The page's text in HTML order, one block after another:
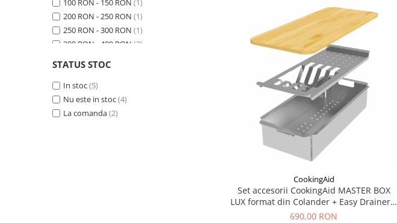
100 RON - 150 RON (1)
200 RON - 250 RON (1)
250 RON - 300 RON (1)
300 RON - 400 RON (3)
STATUS STOC
In stoc(5)
Nu este in stoc(4)
La comanda(2)
CookingAid
Set accesorii CookingAid MASTER BOX
LUX format din Colander + Easy Drainer +
Tocator lemn
690,00 RON